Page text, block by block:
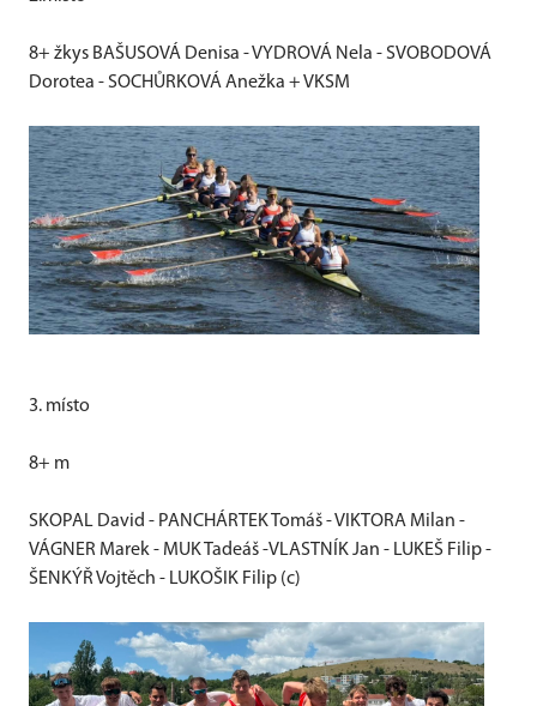
8+ žkys BAŠUSOVÁ Denisa - VYDROVÁ Nela - SVOBODOVÁ
Dorotea - SOCHŮRKOVÁ Anežka + VKSM
3. místo
8+ m
SKOPAL David - PANCHÁRTEK Tomáš - VIKTORA Milan -
VÁGNER Marek - MUK Tadeáš -VLASTNÍK Jan - LUKEŠ Filip -
ŠENKÝŘ Vojtěch - LUKOŠIK Filip (c)